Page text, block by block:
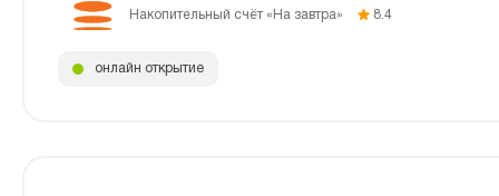
Накопительный счёт «На завтра» 8.4
онлайн открытие